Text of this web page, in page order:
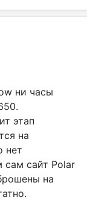
ни часы
этап
на
нет
сам сайт Polar
на